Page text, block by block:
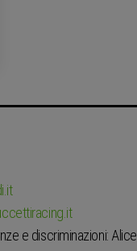
e discriminazioni: Alice